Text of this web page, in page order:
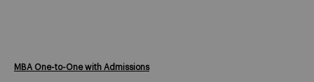
MBA One-to-One with Admissions